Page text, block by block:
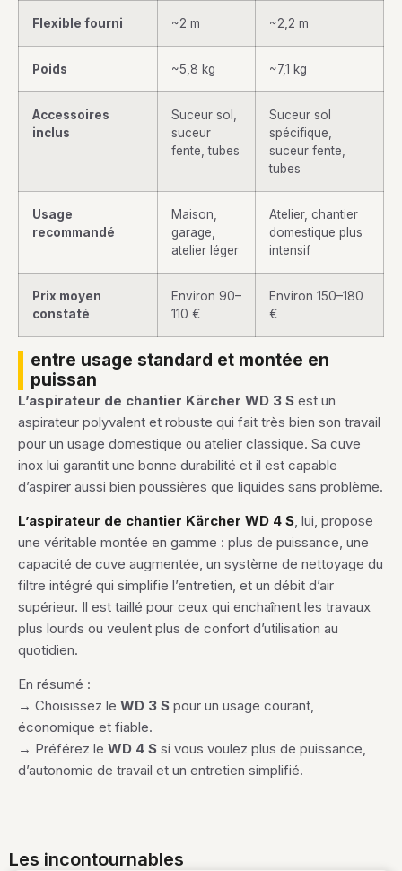
Flexible fourni ~2 m ~2,2 m
Poids ~5,8 kg ~7,1 kg
Accessoires
inclus
Suceur sol,
suceur
fente, tubes
Suceur sol
spécifique,
suceur fente,
tubes
Usage
recommandé
Maison,
garage,
atelier léger
Atelier, chantier
domestique plus
intensif
Prix moyen
constaté
Environ 90–
110 €
Environ 150–180
€
entre usage standard et montée en
puissan
L’aspirateur de chantier Kärcher WD 3 S est un
aspirateur polyvalent et robuste qui fait très bien son travail
pour un usage domestique ou atelier classique. Sa cuve
inox lui garantit une bonne durabilité et il est capable
d’aspirer aussi bien poussières que liquides sans problème.
L’aspirateur de chantier Kärcher WD 4 S, lui, propose
une véritable montée en gamme : plus de puissance, une
capacité de cuve augmentée, un système de nettoyage du
filtre intégré qui simplifie l’entretien, et un débit d’air
supérieur. Il est taillé pour ceux qui enchaînent les travaux
plus lourds ou veulent plus de confort d’utilisation au
quotidien.
En résumé :
→ Choisissez le WD 3 S pour un usage courant,
économique et fiable.
→ Préférez le WD 4 S si vous voulez plus de puissance,
d’autonomie de travail et un entretien simplifié.
Les incontournables